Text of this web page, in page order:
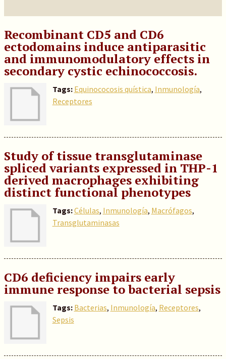
Recombinant CD5 and CD6
ectodomains induce antiparasitic
and immunomodulatory effects in
secondary cystic echinococcosis.
Tags: Equinococosis quística, Inmunología,
Receptores
Study of tissue transglutaminase
spliced variants expressed in THP-1
derived macrophages exhibiting
distinct functional phenotypes
Tags:Células, Inmunología, Macrófagos,
Transglutaminasas
CD6 deficiency impairs early
immune response to bacterial sepsis
Tags: Bacterias, Inmunología, Receptores,
Sepsis